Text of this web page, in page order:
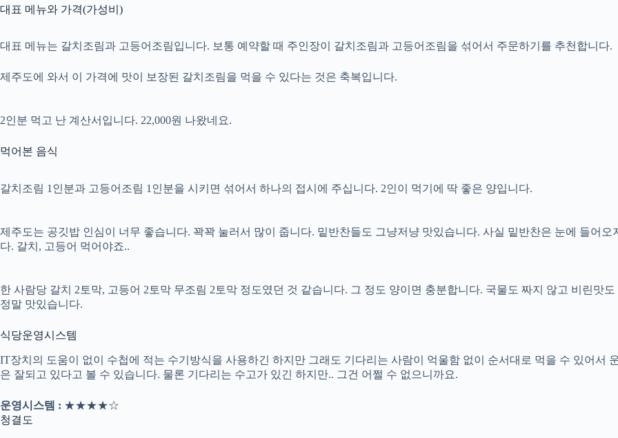
대표 메뉴와 가격(가성비)
대표 메뉴는 갈치조림과 고등어조림입니다. 보통 예약할 때 주인장이 갈치조림과 고등어조림을 섞어서 주문하기를 추천합니다.
제주도에 와서 이 가격에 맛이 보장된 갈치조림을 먹을 수 있다는 것은 축복입니다.
2인분 먹고 난 계산서입니다. 22,000원 나왔네요.
먹어본 음식
갈치조림 1인분과 고등어조림 1인분을 시키면 섞어서 하나의 접시에 주십니다. 2인이 먹기에 딱 좋은 양입니다.
제주도는 공깃밥 인심이 너무 좋습니다. 꽉꽉 눌러서 많이 줍니다. 밑반찬들도 그냥저냥 맛있습니다. 사실 밑반찬은 눈에 들어오
다. 갈치, 고등어 먹어야죠..
한 사람당 갈치 2토막, 고등어 2토막 무조림 2토막 정도였던 것 같습니다. 그 정도 양이면 충분합니다. 국물도 짜지 않고 비린맛도
정말 맛있습니다.
식당운영시스템
IT장치의 도움이 없이 수첩에 적는 수기방식을 사용하긴 하지만 그래도 기다리는 사람이 억울함 없이 순서대로 먹을 수 있어서
은 잘되고 있다고 볼 수 있습니다. 물론 기다리는 수고가 있긴 하지만.. 그건 어쩔 수 없으니까요.
운영시스템 : ★★★★☆
청결도